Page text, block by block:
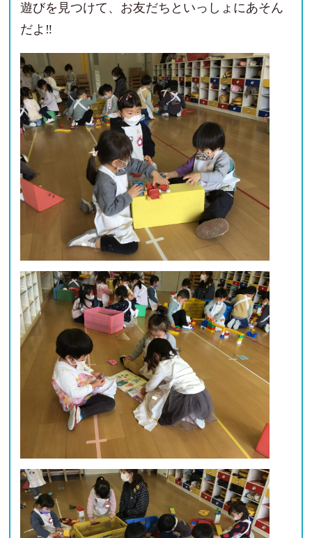
遊びを見つけて、お友だちといっしょにあそん
だよ‼